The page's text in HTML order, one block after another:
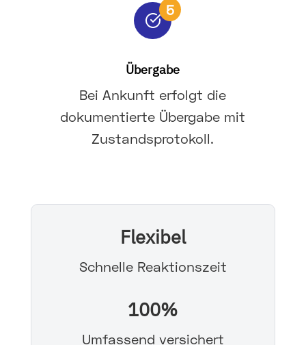
5
Übergabe
Bei Ankunft erfolgt die
dokumentierte Übergabe mit
Zustandsprotokoll.
Flexibel
Schnelle Reaktionszeit
100%
Umfassend versichert